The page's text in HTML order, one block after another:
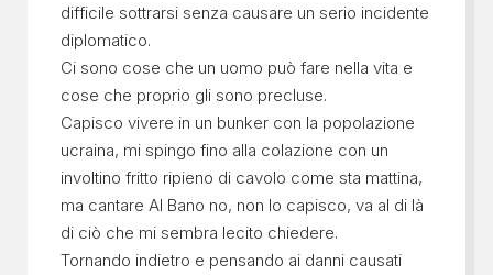
difficile sottrarsi senza causare un serio incidente
diplomatico.
Ci sono cose che un uomo può fare nella vita e
cose che proprio gli sono precluse.
Capisco vivere in un bunker con la popolazione
ucraina, mi spingo fino alla colazione con un
involtino fritto ripieno di cavolo come sta mattina,
ma cantare Al Bano no, non lo capisco, va al di là
di ciò che mi sembra lecito chiedere.
Tornando indietro e pensando ai danni causati